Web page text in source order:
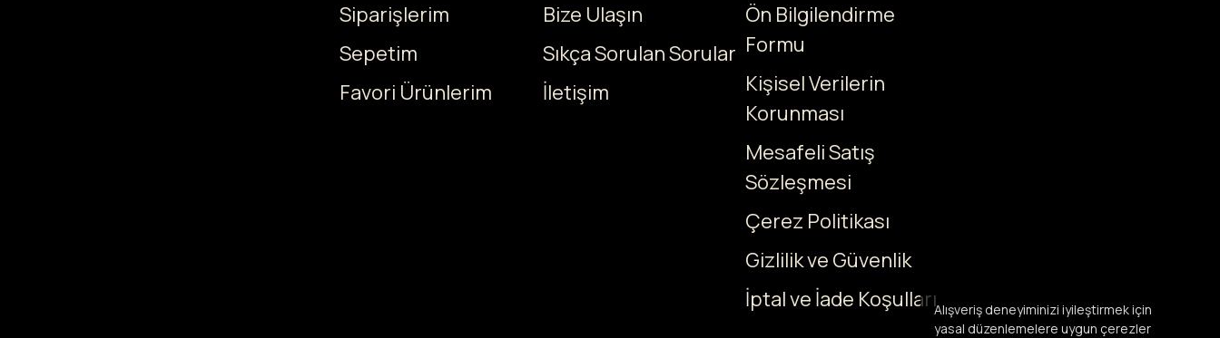
Alışveriş deneyiminizi iyileştirmek için
yasal düzenlemelere uygun çerezler
Siparişlerim
Sepetim
Favori Ürünlerim
Bize Ulaşın
Sıkça Sorulan Sorular
İletişim
Ön Bilgilendirme
Formu
Kişisel Verilerin
Korunması
Mesafeli Satış
Sözleşmesi
Çerez Politikası
Gizlilik ve Güvenlik
İptal ve İade Koşulları